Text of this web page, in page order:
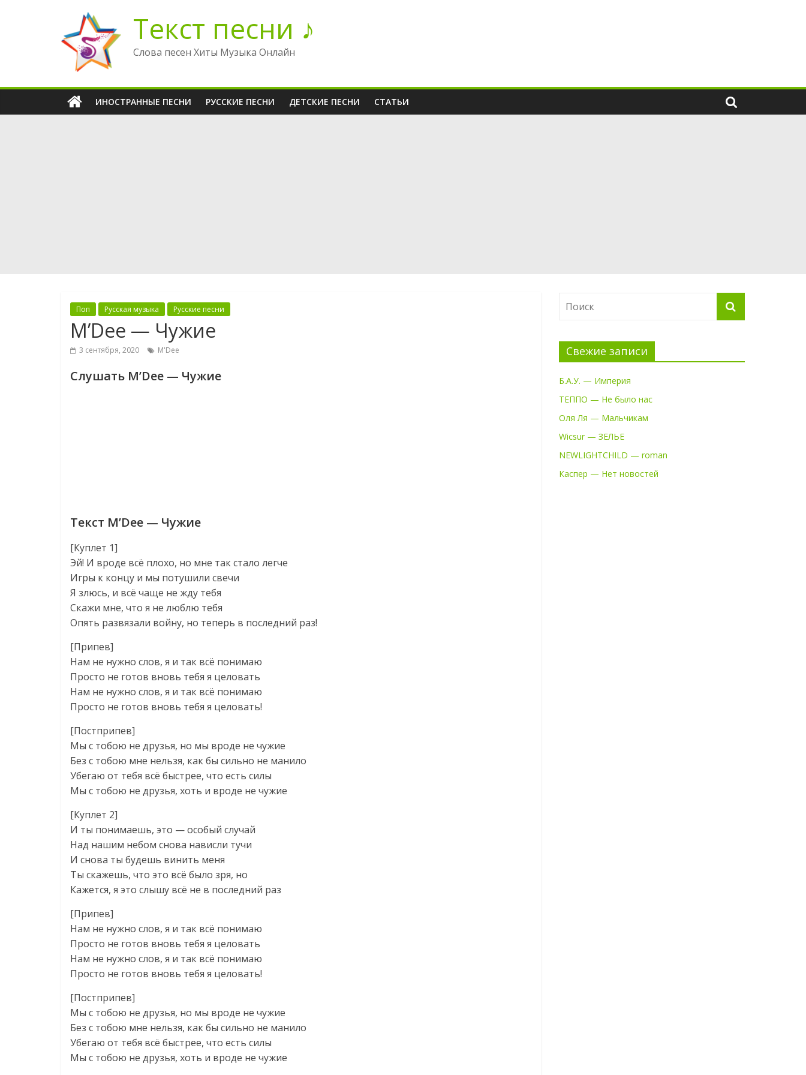
содержимому
Текст песни ♪
Слова песен Хиты Музыка Онлайн
ИНОСТРАННЫЕ ПЕСНИ РУССКИЕ ПЕСНИ ДЕТСКИЕ ПЕСНИ СТАТЬИ
Поп Русская музыка Русские песни
M’Dee — Чужие
3 сентября, 2020 M'Dee
Слушать M’Dee — Чужие
Текст M’Dee — Чужие
[Куплет 1]
Эй! И вроде всё плохо, но мне так стало легче
Игры к концу и мы потушили свечи
Я злюсь, и всё чаще не жду тебя
Скажи мне, что я не люблю тебя
Опять развязали войну, но теперь в последний раз!
[Припев]
Нам не нужно слов, я и так всё понимаю
Просто не готов вновь тебя я целовать
Нам не нужно слов, я и так всё понимаю
Просто не готов вновь тебя я целовать!
[Постприпев]
Мы с тобою не друзья, но мы вроде не чужие
Без с тобою мне нельзя, как бы сильно не манило
Убегаю от тебя всё быстрее, что есть силы
Мы с тобою не друзья, хоть и вроде не чужие
[Куплет 2]
И ты понимаешь, это — особый случай
Над нашим небом снова нависли тучи
И снова ты будешь винить меня
Ты скажешь, что это всё было зря, но
Кажется, я это слышу всё не в последний раз
[Припев]
Нам не нужно слов, я и так всё понимаю
Просто не готов вновь тебя я целовать
Нам не нужно слов, я и так всё понимаю
Просто не готов вновь тебя я целовать!
[Постприпев]
Мы с тобою не друзья, но мы вроде не чужие
Без с тобою мне нельзя, как бы сильно не манило
Убегаю от тебя всё быстрее, что есть силы
Мы с тобою не друзья, хоть и вроде не чужие
Свежие записи
Б.А.У. — Империя
ТЕППО — Не было нас
Оля Ля — Мальчикам
Wicsur — ЗЕЛЬЕ
NEWLIGHTCHILD — roman
Каспер — Нет новостей